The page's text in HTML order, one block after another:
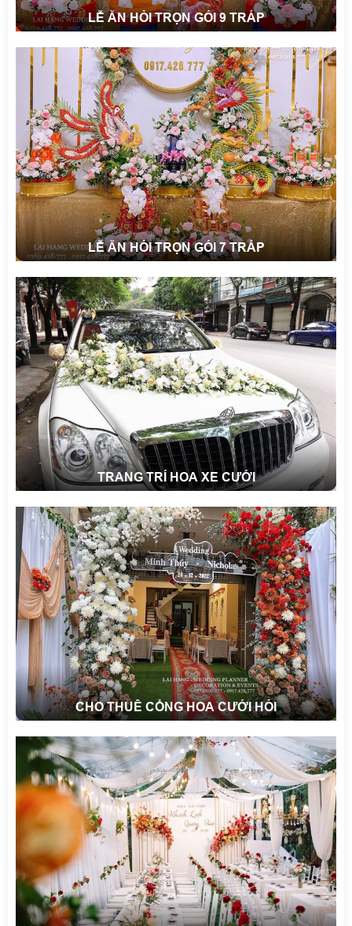
LỄ ĂN HỎI TRỌN GÓI 9 TRÁP
LỄ ĂN HỎI TRỌN GÓI 7 TRÁP
TRANG TRÍ HOA XE CƯỚI
CHO THUÊ CỔNG HOA CƯỚI HỎI